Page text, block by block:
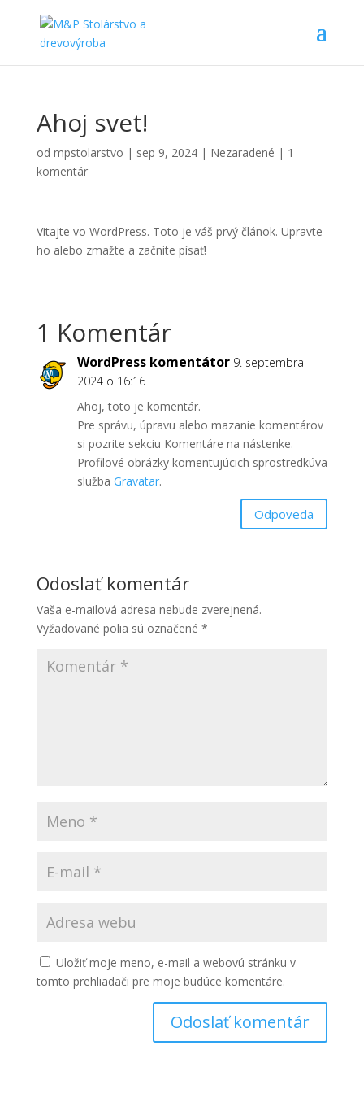
Ahoj svet!
od mpstolarstvo | sep 9, 2024| Nezaradené | 1
komentár
Vitajte vo WordPress. Toto je váš prvý článok. Upravte
ho alebo zmažte a začnite písať!
1 Komentár
WordPress komentátor 9. septembra
2024 o 16:16
Ahoj, toto je komentár.
Pre správu, úpravu alebo mazanie komentárov
si pozrite sekciu Komentáre na nástenke.
Profilové obrázky komentujúcich sprostredkúva
služba Gravatar.
Odpoveda
Odoslať komentár
Vaša e-mailová adresa nebude zverejnená.
Vyžadované polia sú označené *
Uložiť moje meno, e-mail a webovú stránku v
tomto prehliadači pre moje budúce komentáre.